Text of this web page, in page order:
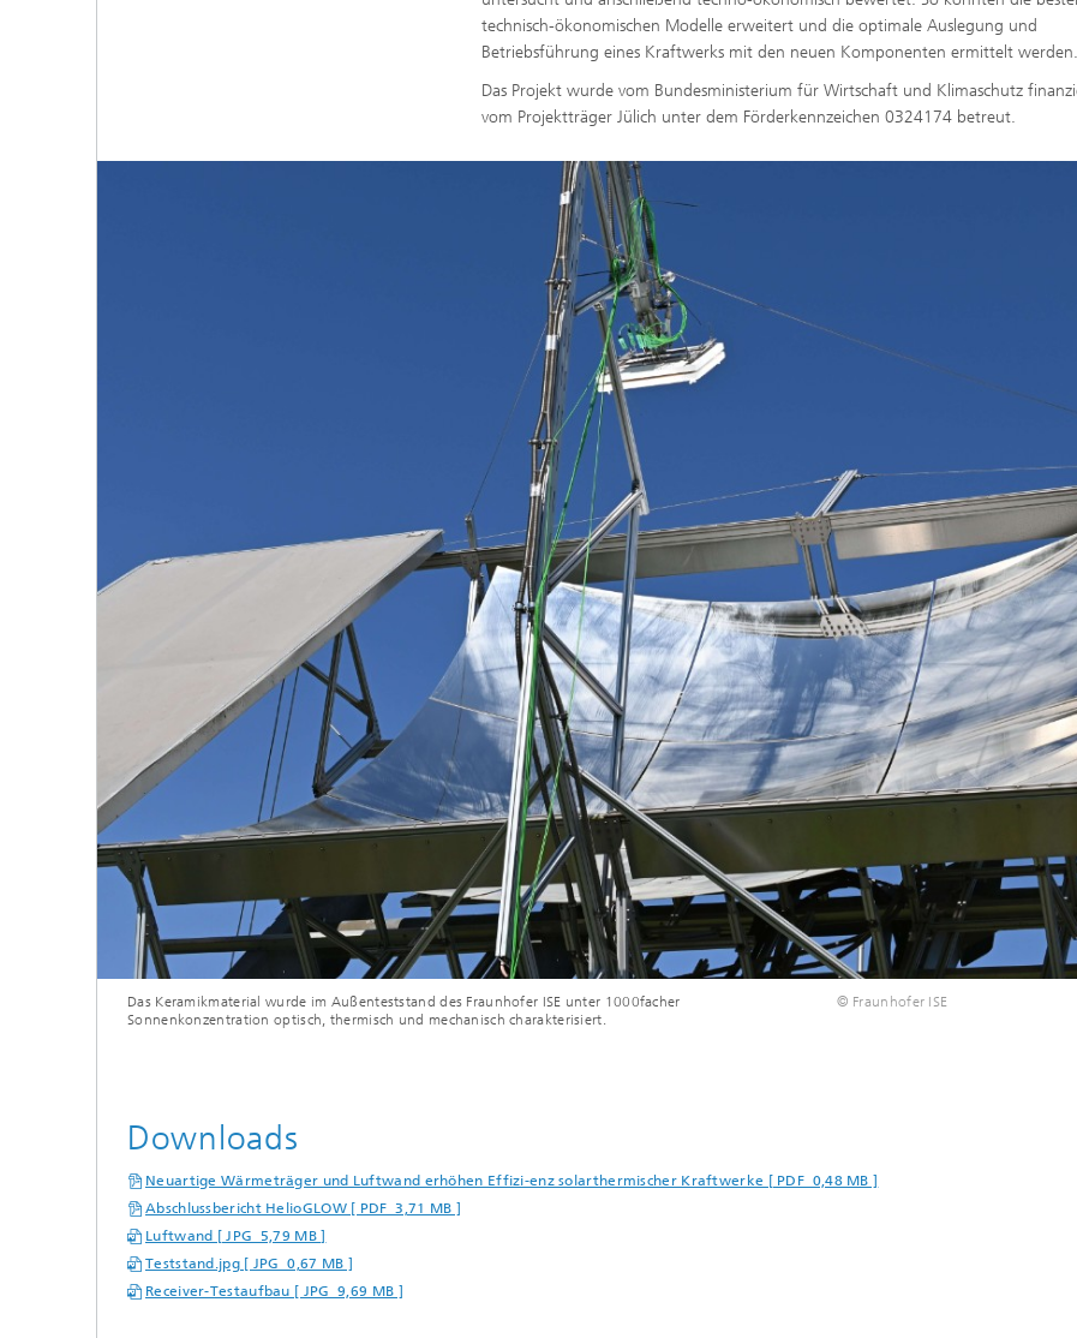
technisch-ökonomischen Modelle erweitert und die optimale Auslegung und
Betriebsführung eines Kraftwerks mit den neuen Komponenten ermittelt werden.
Das Projekt wurde vom Bundesministerium für Wirtschaft und Klimaschutz
vom Projektträger Jülich unter dem Förderkennzeichen 0324174 betreut.
© Fraunhofer ISE
Das Keramikmaterial wurde im Außenteststand des Fraunhofer ISE unter 1000facher
Sonnenkonzentration optisch, thermisch und mechanisch charakterisiert.
Downloads
Neuartige Wärmeträger und Luftwand erhöhen Effizi-enz solarthermischer Kraftwerke [ PDF 0,48 MB ]
Abschlussbericht HelioGLOW [ PDF 3,71 MB ]
Luftwand [ JPG 5,79 MB ]
Teststand.jpg [ JPG 0,67 MB ]
Receiver-Testaufbau [ JPG 9,69 MB ]